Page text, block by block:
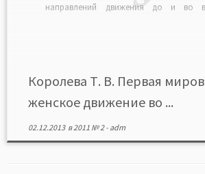
направлений движения до и во
Королева Т. В. Первая
женское движение во ...
02.12.2013в2011 № 2- adm